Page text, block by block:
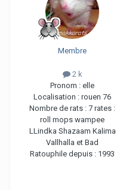
Membre
2 k
Pronom : elle
Localisation : rouen 76
Nombre de rats : 7 rates :
roll mops wampee
LLindka Shazaam Kalima
Vallhalla et Bad
Ratouphile depuis : 1993